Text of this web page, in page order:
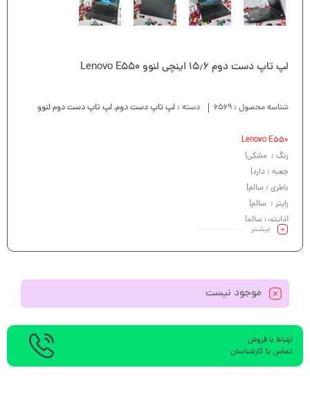
لپ تاپ دست دوم ۱۵٫۶ اینچی لنوو Lenovo E550
شناسه محصول : 6569 دسته : لپ تاپ دست دوم,لپ تاپ دست دوم لنوو
Lenovo E550
رنگ : مشکی|
جعبه : دارد|
باطری : سالم|
رایتر : سالم|
آداپتور: سالم|
کیبرد : سالم|
بیشـتر
موجود نیست
ارتباط با فروش
تماس با کارشناسان